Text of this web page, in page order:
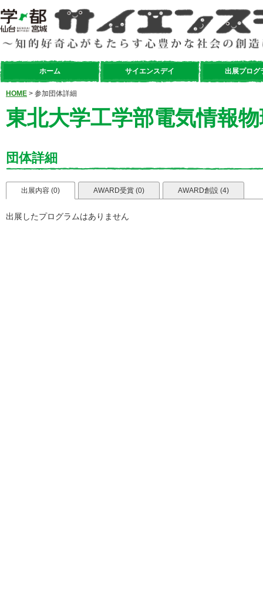
ホーム サイエンスデイ 出展プログ
HOME > 参加団体詳細
東北大学工学部電気情報
団体詳細
出展内容 (0) AWARD受賞 (0) AWARD創設 (4)
出展したプログラムはありません